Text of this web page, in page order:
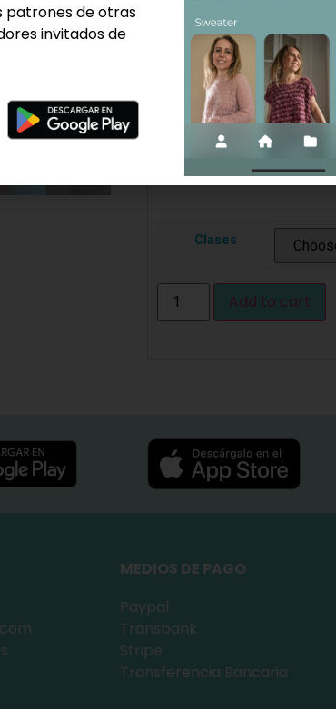
Dirección:Vitacura 5321,
Hay estacionamiento
aledañas.
Cualquier duda me
Clases
Add to cart
MEDIOS DE PAGO
Paypal
Transbank
Stripe
Transferencia Bancaria
patrones de otras
invitados de